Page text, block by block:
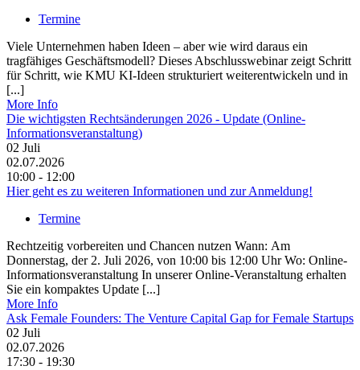
Termine
Viele Unternehmen haben Ideen – aber wie wird daraus ein
tragfähiges Geschäftsmodell? Dieses Abschlusswebinar zeigt Schritt
für Schritt, wie KMU KI-Ideen strukturiert weiterentwickeln und in
[...]
More Info
Die wichtigsten Rechtsänderungen 2026 - Update (Online-
Informationsveranstaltung)
02 Juli
02.07.2026
10:00 - 12:00
Hier geht es zu weiteren Informationen und zur Anmeldung!
Termine
Rechtzeitig vorbereiten und Chancen nutzen Wann: Am
Donnerstag, der 2. Juli 2026, von 10:00 bis 12:00 Uhr Wo: Online-
Informationsveranstaltung In unserer Online-Veranstaltung erhalten
Sie ein kompaktes Update [...]
More Info
Ask Female Founders: The Venture Capital Gap for Female Startups
02 Juli
02.07.2026
17:30 - 19:30